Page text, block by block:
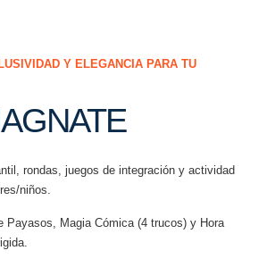
Y ELEGANCIA PARA TU
rondas, juegos de integración y actividad
niños.
Payasos, Magia Cómica (4 trucos) y Hora